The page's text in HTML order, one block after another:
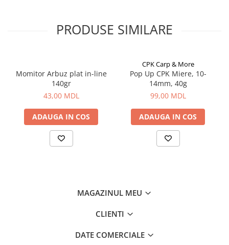
Aragazuri, incalzitoare
Mese
Scaune
PRODUSE SIMILARE
Momitor Arbuz plat in-line
140gr
43,00 MDL
ADAUGA IN COS
CPK Carp & More
Pop Up CPK Miere, 10-
14mm, 40g
99,00 MDL
ADAUGA IN COS
MAGAZINUL MEU
CLIENTI
DATE COMERCIALE